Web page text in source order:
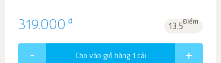
319.000 ₫ 13.5Điểm
Cho vào giỏ hàng 1 cái